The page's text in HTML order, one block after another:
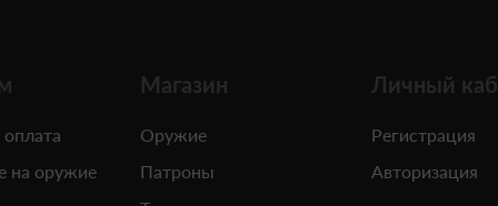
на оружие
Магазин
Оружие
Патроны
Личный
Регистрация
Авторизация